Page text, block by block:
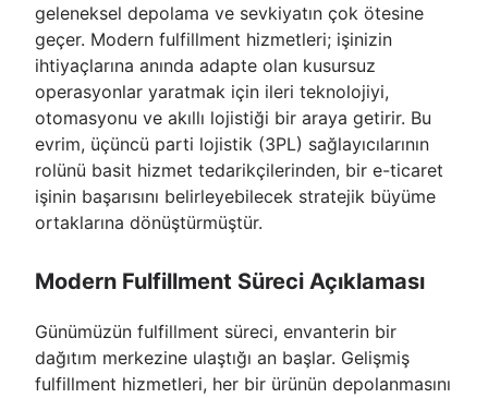
geleneksel depolama ve sevkiyatın çok ötesine
geçer. Modern fulfillment hizmetleri; işinizin
ihtiyaçlarına anında adapte olan kusursuz
operasyonlar yaratmak için ileri teknolojiyi,
otomasyonu ve akıllı lojistiği bir araya getirir. Bu
evrim, üçüncü parti lojistik (3PL) sağlayıcılarının
rolünü basit hizmet tedarikçilerinden, bir e-ticaret
işinin başarısını belirleyebilecek stratejik büyüme
ortaklarına dönüştürmüştür.
Modern Fulfillment Süreci Açıklaması
Günümüzün fulfillment süreci, envanterin bir
dağıtım merkezine ulaştığı an başlar. Gelişmiş
fulfillment hizmetleri, her bir ürünün depolanmasını